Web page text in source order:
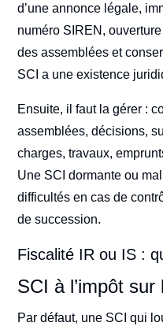
d’une annonce légale,
numéro SIREN,
des assemblées et
SCI a une existence
Ensuite, il faut la gérer :
assemblées, décisions,
charges, travaux,
Une SCI dormante ou
difficultés en cas de
de succession.
Fiscalité IR ou IS :
SCI à l’impôt sur
Par défaut, une SCI qui